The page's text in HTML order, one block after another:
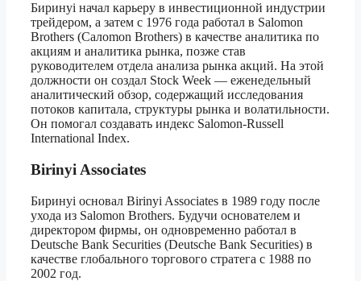
Биринyi начал карьеру в инвестиционной индустрии
трейдером, а затем с 1976 года работал в Salomon
Brothers (Салomon Brothers) в качестве аналитика по
акциям и аналитика рынка, позже став
руководителем отдела анализа рынка акций. На этой
должности он создал Stock Week — еженедельный
аналитический обзор, содержащий исследования
потоков капитала, структуры рынка и волатильности.
Он помогал создавать индекс Salomon-Russell
International Index.
Birinyi Associates
Биринyi основал Birinyi Associates в 1989 году после
ухода из Salomon Brothers. Будучи основателем и
директором фирмы, он одновременно работал в
Deutsche Bank Securities (Deutsche Bank Securities) в
качестве глобального торгового стратега с 1988 по
2002 год.